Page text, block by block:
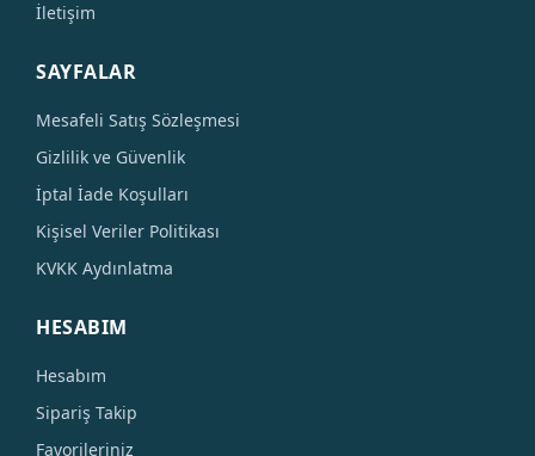
İletişim
SAYFALAR
Mesafeli Satış Sözleşmesi
Gizlilik ve Güvenlik
İptal İade Koşulları
Kişisel Veriler Politikası
KVKK Aydınlatma
HESABIM
Hesabım
Sipariş Takip
Favorileriniz